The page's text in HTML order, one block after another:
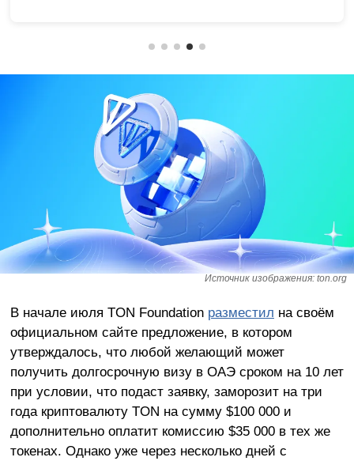
Источник изображения: ton.org
В начале июля TON Foundation разместил на своём
официальном сайте предложение, в котором
утверждалось, что любой желающий может
получить долгосрочную визу в ОАЭ сроком на 10 лет
при условии, что подаст заявку, заморозит на три
года криптовалюту TON на сумму $100 000 и
дополнительно оплатит комиссию $35 000 в тех же
токенах. Однако уже через несколько дней с